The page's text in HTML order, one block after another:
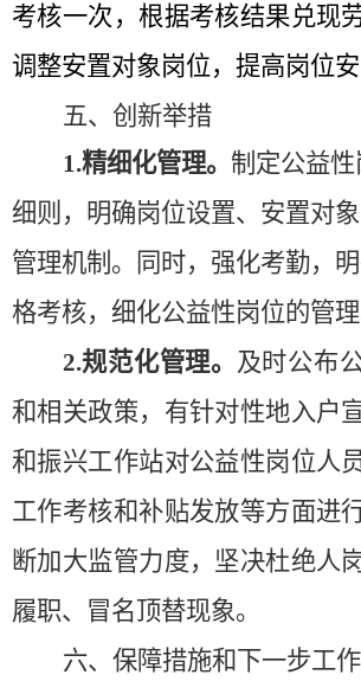
考核一次 ，根据考核结果兑现
调整安置对象岗位，提高岗位安
五、创新举措
1.精细化管理。 制定公益
细则，明确岗位设置、安置对象
管理机制 。同时，强化考勤，
格考核， 细化公益性岗位的管理
2.规范化管理。 及时公布
和相关政策，有针对性地入户宣
和振兴工作站对公益性岗位人
工作考核和补贴发放等方面进
断加大监管力度，坚决杜绝人
履职、冒名顶替现象。
六、保障措施和下一步工